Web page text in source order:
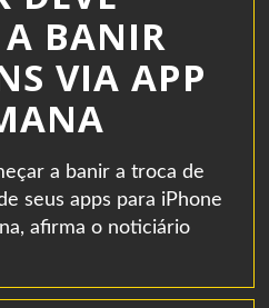
A BANIR
VIA APP
a banir a troca de
seus apps para iPhone
afirma o noticiário